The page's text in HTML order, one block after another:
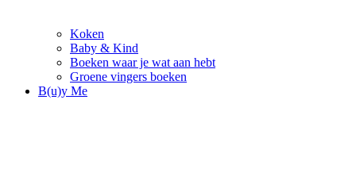
Koken
Baby & Kind
Boeken waar je wat aan hebt
Groene vingers boeken
B(u)y Me